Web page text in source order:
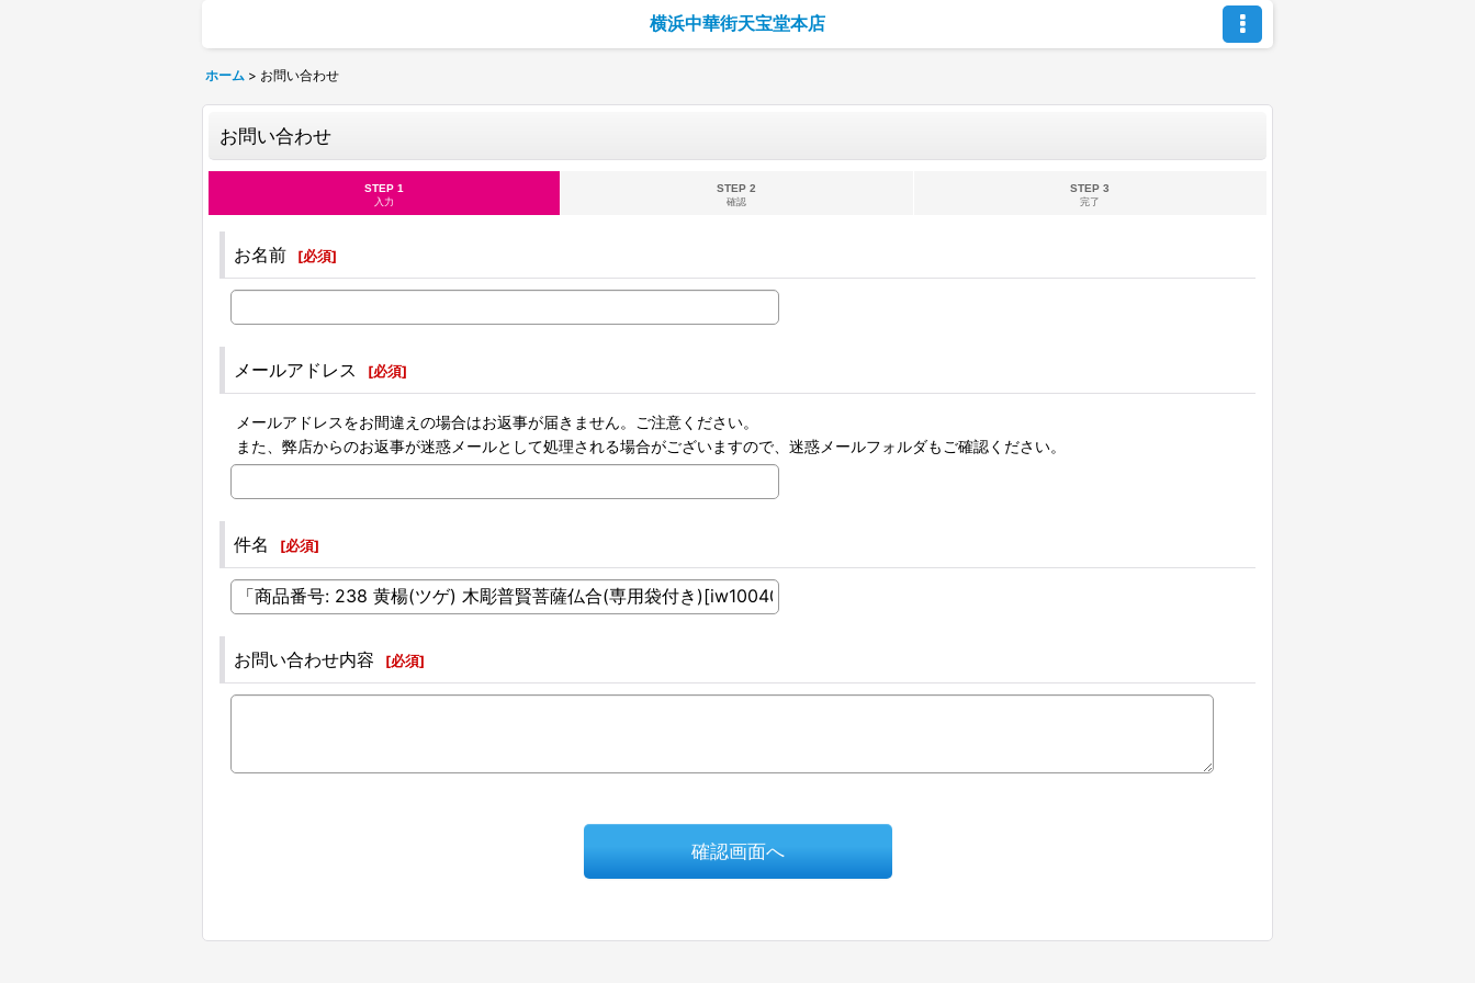
横浜中華街天宝堂本店
ホーム > お問い合わせ
お問い合わせ
STEP 1
入力
STEP 2
確認
STEP 3
完了
お名前 [必須]
メールアドレス [必須]
メールアドレスをお間違えの場合はお返事が届きません。ご注意ください。
また、弊店からのお返事が迷惑メールとして処理される場合がございますので、迷惑メールフォルダもご確認ください。
件名 [必須]
お問い合わせ内容 [必須]
確認画面へ